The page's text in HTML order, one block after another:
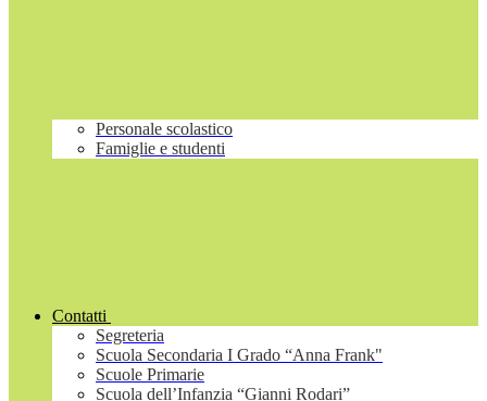
Personale scolastico
Famiglie e studenti
Contatti
Segreteria
Scuola Secondaria I Grado “Anna Frank"
Scuole Primarie
Scuola dell’Infanzia “Gianni Rodari”